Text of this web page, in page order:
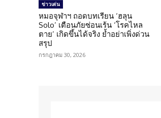
ข่าวเด่น
หมอจุฬาฯ ถอดบทเรียน ‘ฮลุน
Solo’ เตือนภัยซ่อนเร้น ‘โรคไหล
ตาย’ เกิดขึ้นได้จริง ย้ำอย่าเพิ่งด่วน
สรุป
กรกฎาคม 30, 2026